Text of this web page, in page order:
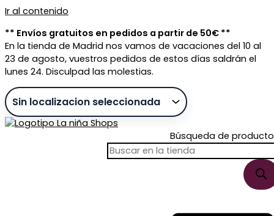
Ir al contenido
** Envíos gratuitos en pedidos a partir de 50€ **
En la tienda de Madrid nos vamos de vacaciones del 10 al
23 de agosto, vuestros pedidos de estos días saldrán el
lunes 24. Disculpad las molestias.
Búsqueda de